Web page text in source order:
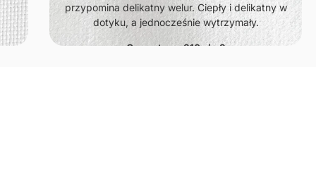
przypomina delikatny welur. Ciepły i delikatny w
dotyku, a jednocześnie wytrzymały.
Gramatura: 210g/m2